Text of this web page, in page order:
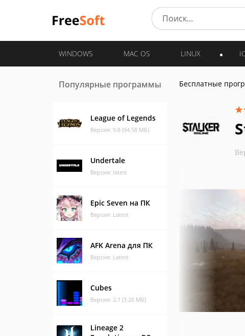
WINDOWS MAC OS LINUX
Популярные программы
League of Legends
Версия: 9.8 (94.58 МБ)
Undertale
Версия: latest
Epic Seven на ПК
Версия: Latest
AFK Arena для ПК
Версия: Latest
Cubes
Версия: 2.1 (3.26 МБ)
Lineage 2
Бесплатные